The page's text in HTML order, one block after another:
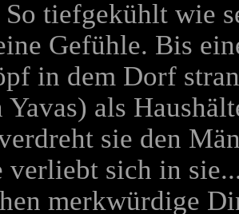
tiefgekühlt wie
Gefühle. Bis
in dem Dorf
) als
sie den
verliebt sich in
merkwürdige